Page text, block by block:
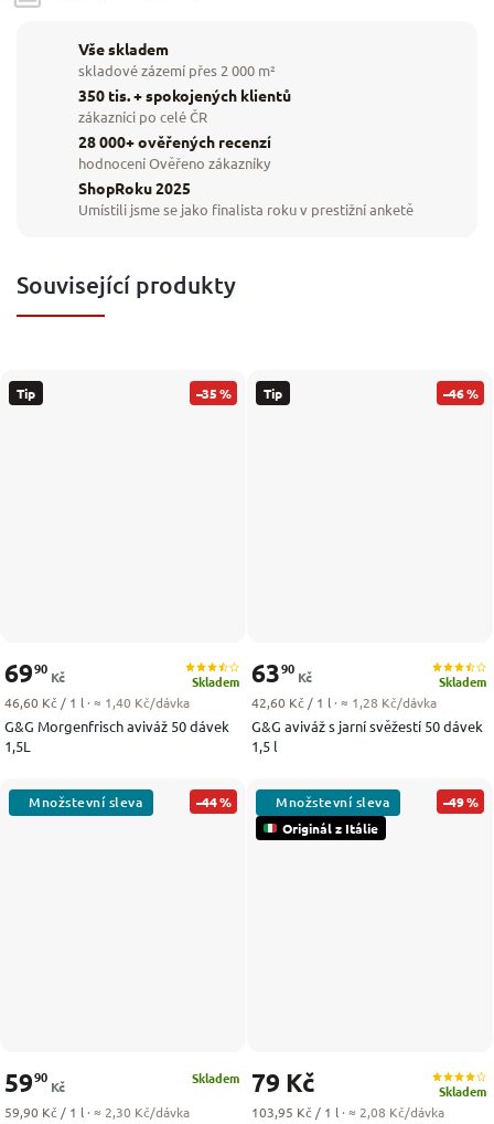
Vše skladem
skladové zázemí přes 2 000 m²
350 tis. + spokojených klientů
zákazníci po celé ČR
28 000+ ověřených recenzí
hodnocení Ověřeno zákazníky
ShopRoku 2025
Umístili jsme se jako finalista roku v prestižní anketě
Související produkty
Tip –35 %
G&G Morgenfrisch aviváž 50 dávek
1,5L
Skladem
6990
Kč
Měrná cena:
46,60 Kč / 1 l · ≈ 1,40 Kč/dávka
Tip –46 %
G&G aviváž s jarní svěžestí 50 dávek
1,5 l
Skladem
6390
Kč
Měrná cena:
42,60 Kč / 1 l · ≈ 1,28 Kč/dávka
–44 %
Skladem
5990
Kč
Měrná cena:
59,90 Kč / 1 l · ≈ 2,30 Kč/dávka
Originál z Itálie
–49 %
Skladem
79 Kč
Měrná cena:
103,95 Kč / 1 l · ≈ 2,08 Kč/dávka